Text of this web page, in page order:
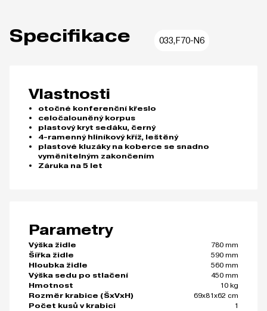
Specifikace 033,F70-N6
Vlastnosti
otočné konferenční křeslo
celočalouněný korpus
plastový kryt sedáku, černý
4-ramenný hliníkový kříž, leštěný
plastové kluzáky na koberce se snadno
vyměnitelným zakončením
Záruka na 5 let
Parametry
Výška židle
780 mm
Šířka židle
590 mm
Hloubka židle
560 mm
Výška sedu po stlačení
450 mm
Hmotnost
10 kg
Rozměr krabice (ŠxVxH)
69x81x62 cm
Počet kusů v krabici
1